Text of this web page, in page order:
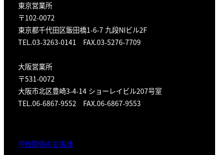
東京営業所
〒102-0072
東京都千代田区飯田橋1-6-7 九段NIビル2F
TEL.03-3263-0141 FAX.03-5276-7709
大阪営業所
〒531-0072
大阪市北区豊崎3-4-14 ショーレイビル207号室
TEL.06-6867-9552 FAX.06-6867-9553
学校関係のお客様